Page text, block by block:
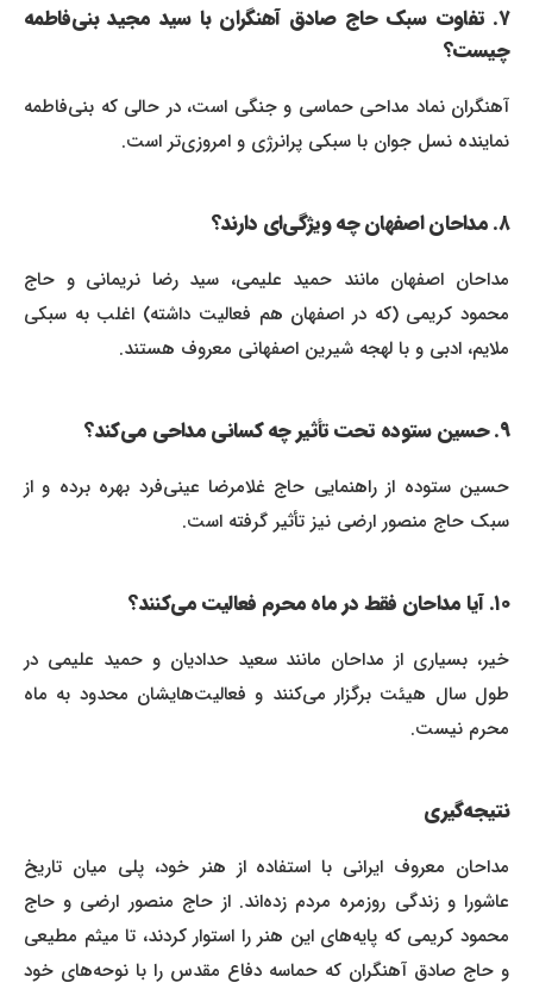
۷. تفاوت سبک حاج صادق آهنگران با سید مجید بنی‌فاطمه
چیست؟
آهنگران نماد مداحی حماسی و جنگی است، در حالی که بنی‌فاطمه
نماینده نسل جوان با سبکی پرانرژی و امروزی‌تر است.
مداحان اصفهان مانند حمید علیمی، سید رضا نریمانی و حاج
محمود کریمی (که در اصفهان هم فعالیت داشته) اغلب به سبکی
ملایم، ادبی و با لهجه شیرین اصفهانی معروف هستند.
حسین ستوده از راهنمایی حاج غلامرضا عینی‌فرد بهره برده و از
سبک حاج منصور ارضی نیز تأثیر گرفته است.
خیر، بسیاری از مداحان مانند سعید حدادیان و حمید علیمی در
طول سال هیئت برگزار می‌کنند و فعالیت‌هایشان محدود به ماه
محرم نیست.
نتیجه‌گیری
مداحان معروف ایرانی با استفاده از هنر خود، پلی میان تاریخ
عاشورا و زندگی روزمره مردم زده‌اند. از حاج منصور ارضی و حاج
محمود کریمی که پایه‌های این هنر را استوار کردند، تا میثم مطیعی
و حاج صادق آهنگران که حماسه دفاع مقدس را با نوحه‌های خود